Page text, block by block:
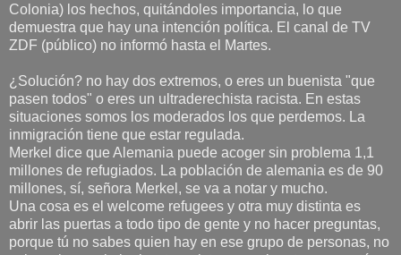
Colonia) los hechos, quitándoles importancia, lo que
demuestra que hay una intención política. El canal de TV
ZDF (público) no informó hasta el Martes.
¿Solución? no hay dos extremos, o eres un buenista "que
pasen todos" o eres un ultraderechista racista. En estas
situaciones somos los moderados los que perdemos. La
inmigración tiene que estar regulada.
Merkel dice que Alemania puede acoger sin problema 1,1
millones de refugiados. La población de alemania es de 90
millones, sí, señora Merkel, se va a notar y mucho.
Una cosa es el welcome refugees y otra muy distinta es
abrir las puertas a todo tipo de gente y no hacer preguntas,
porque tú no sabes quien hay en ese grupo de personas, no